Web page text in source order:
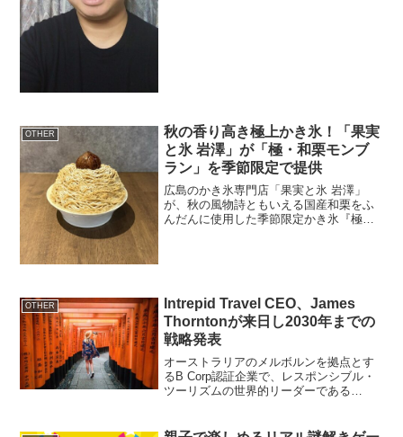
OTHER
秋の香り高き極上かき氷！「果実
と氷 岩澤」が「極・和栗モンブ
ラン」を季節限定で提供
広島のかき氷専門店「果実と氷 岩澤」
が、秋の風物詩ともいえる国産和栗をふ
んだんに使用した季節限定かき氷『極・
OTHER
Intrepid Travel CEO、James
Thorntonが来日し2030年までの
戦略発表
オーストラリアのメルボルンを拠点とす
るB Corp認証企業で、レスポンシブル・
ツーリズムの世界的リーダーである
13日に来日します。この来日...